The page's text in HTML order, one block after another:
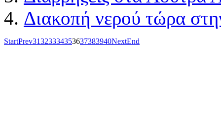
Διακοπή νερού τώρα
StartPrev31323334353637383940NextEnd